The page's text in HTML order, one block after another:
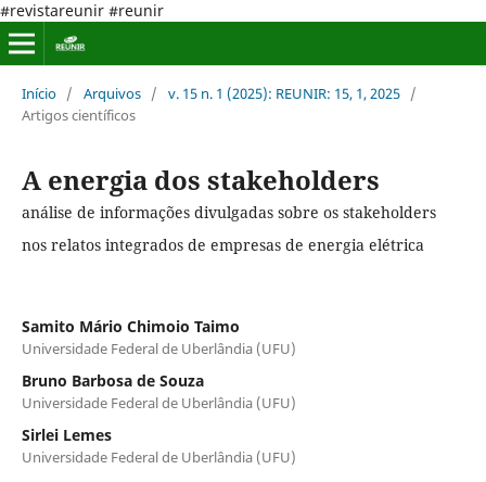
#revistareunir #reunir
Início / Arquivos / v. 15 n. 1 (2025): REUNIR: 15, 1, 2025 /
Artigos científicos
A energia dos stakeholders
análise de informações divulgadas sobre os stakeholders
nos relatos integrados de empresas de energia elétrica
Samito Mário Chimoio Taimo
Universidade Federal de Uberlândia (UFU)
Bruno Barbosa de Souza
Universidade Federal de Uberlândia (UFU)
Sirlei Lemes
Universidade Federal de Uberlândia (UFU)